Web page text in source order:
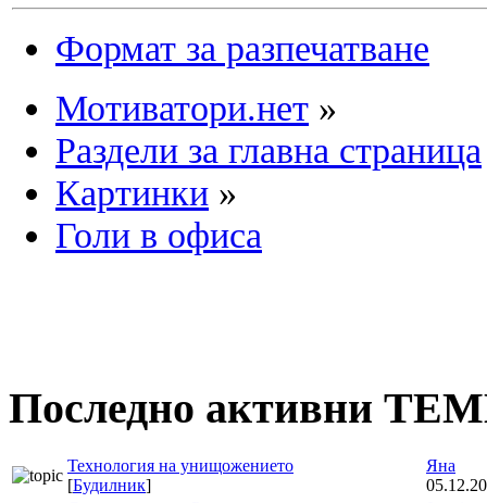
Формат за разпечатване
Мотиватори.нет »
Раздели за главна страница
Картинки »
Голи в офиса
Последно активни
Технология на унищожението
[Будилник]
Яна